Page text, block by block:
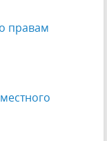
правам